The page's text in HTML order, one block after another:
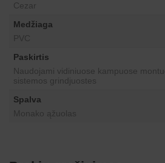
Cezar
Medžiaga
Paskirtis
Naudojami vidiniuose kampuose
sistemos grindjuostes
Spalva